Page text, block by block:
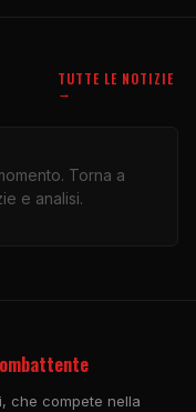
TUTTE LE NOTIZIE
→
Torna a
e analisi.
che compete nella